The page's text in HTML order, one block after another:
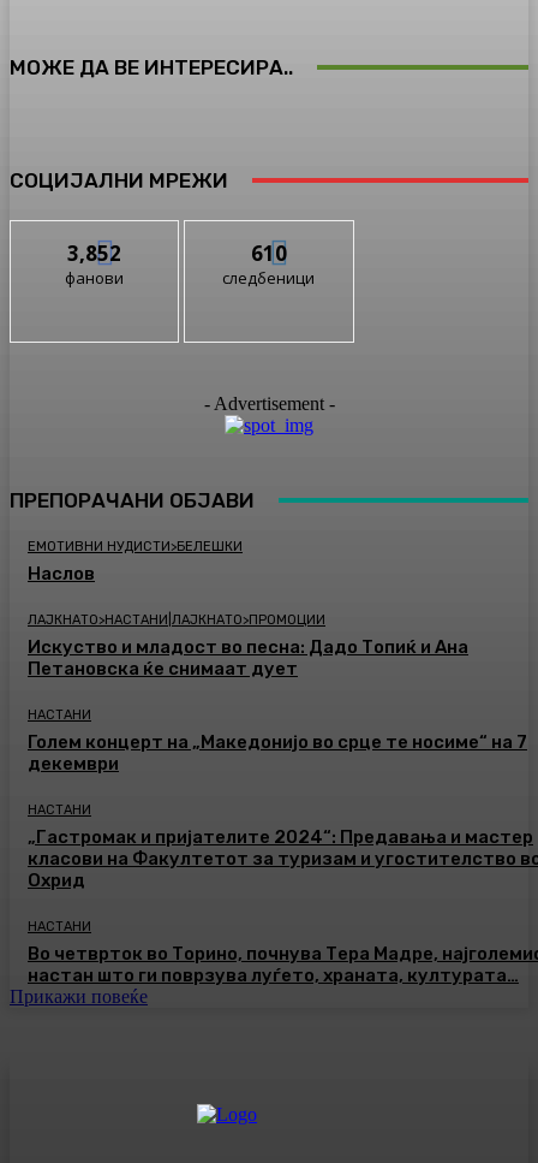
МОЖЕ ДА ВЕ ИНТЕРЕСИРА..
СОЦИЈАЛНИ МРЕЖИ
3,852
фанови
610
следбеници
- Advertisement -
ПРЕПОРАЧАНИ ОБЈАВИ
ЕМОТИВНИ НУДИСТИ>БЕЛЕШКИ
Наслов
ЛАЈКНАТО>НАСТАНИ|ЛАЈКНАТО>ПРОМОЦИИ
Искуство и младост во песна: Дадо Топиќ и Ана
Петановска ќе снимаат дует
НАСТАНИ
Голем концерт на „Македонијо во срце те носиме“ на 7
декември
НАСТАНИ
„Гастромак и пријателите 2024“: Предавања и мастер
класови на Факултетот за туризам и угостителство
Охрид
НАСТАНИ
Во четврток во Торино, почнува Тера Мадре,
настан што ги поврзува луѓето, храната, културата…
Прикажи повеќе